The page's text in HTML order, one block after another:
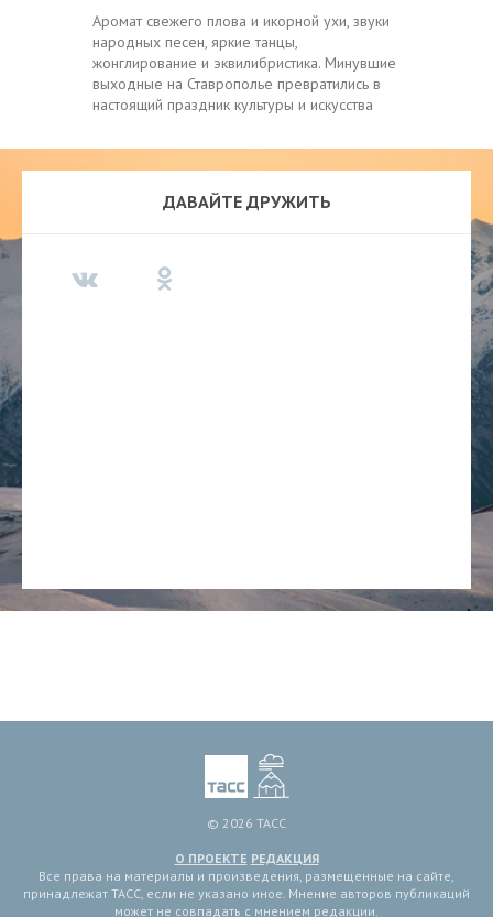
Аромат свежего плова и икорной ухи, звуки
народных песен, яркие танцы,
жонглирование и эквилибристика. Минувшие
выходные на Ставрополье превратились в
настоящий праздник культуры и искусства
ДАВАЙТЕ ДРУЖИТЬ
© 2026 ТАСС
О ПРОЕКТЕ РЕДАКЦИЯ
Все права на материалы и произведения, размещенные на сайте,
принадлежат ТАСС, если не указано иное. Мнение авторов публикаций
может не совпадать с мнением редакции.